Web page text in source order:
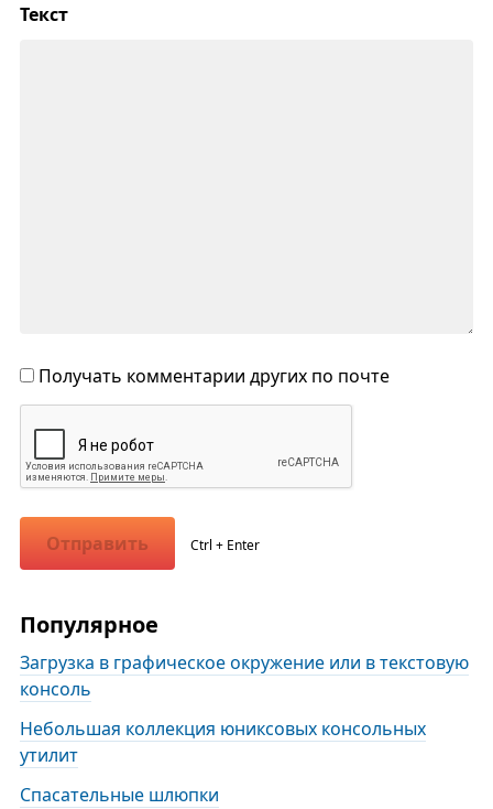
Текст
Получать комментарии других по почте
Отправить Ctrl + Enter
Популярное
Загрузка в графическое окружение или в текстовую
консоль
Небольшая коллекция юниксовых консольных
утилит
Спасательные шлюпки